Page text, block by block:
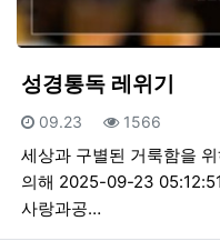
성경통독 레위기
등록일
09.23 조회
1566
세상과 구별된 거룩함을
의해 2025-09-23
사랑과공…